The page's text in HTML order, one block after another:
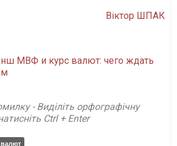
Віктор ШПАК
МВФ и курс валют: чего ждать
- Виділіть орфографічну
Ctrl + Enter
валют